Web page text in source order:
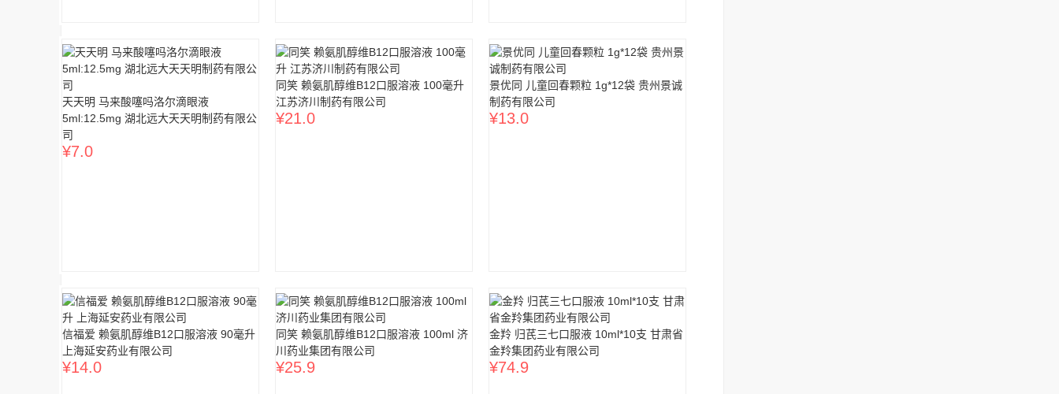
天天明 马来酸噻吗洛尔滴眼液
5ml:12.5mg 湖北远大天天明制药有限公
司
¥7.0
同笑 赖氨肌醇维B12口服溶液 100毫升
江苏济川制药有限公司
¥21.0
景优同 儿童回春颗粒 1g*12袋 贵州景诚
制药有限公司
¥13.0
信福爱 赖氨肌醇维B12口服溶液 90毫升
上海延安药业有限公司
¥14.0
同笑 赖氨肌醇维B12口服溶液 100ml 济
川药业集团有限公司
¥25.9
金羚 归芪三七口服液 10ml*10支 甘肃省
金羚集团药业有限公司
¥74.9